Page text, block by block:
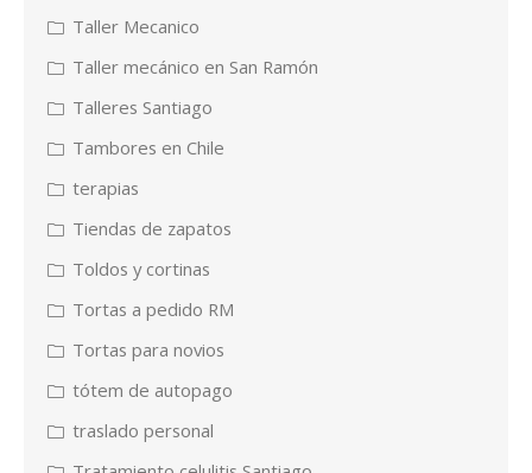
Taller Mecanico
Taller mecánico en San Ramón
Talleres Santiago
Tambores en Chile
terapias
Tiendas de zapatos
Toldos y cortinas
Tortas a pedido RM
Tortas para novios
tótem de autopago
traslado personal